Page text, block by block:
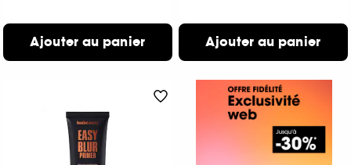
Ajouter au panier Ajouter au panier